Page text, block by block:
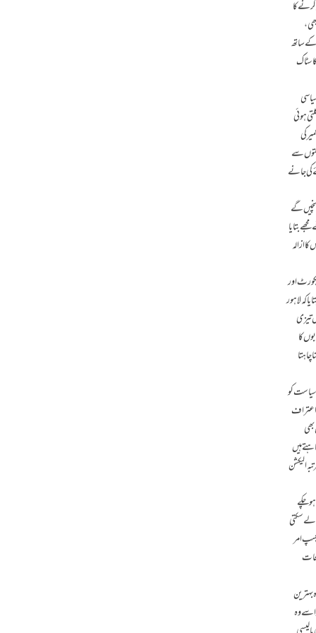
کا
،
کے ساتھ
سٹاک
ہوئی
کی
سے
کی جانے
گے
بتایا
ازالہ
اور
کہ لاہور
تیزی
کا
کو
اعتراف
ہیں
الیکشن
چکے
لے سکتی
امر
بہترین
وہ